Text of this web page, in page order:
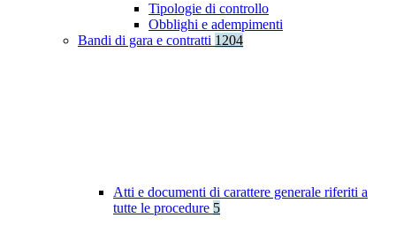
Tipologie di controllo
Obblighi e adempimenti
Bandi di gara e contratti 1204
Atti e documenti di carattere generale riferiti a
tutte le procedure 5